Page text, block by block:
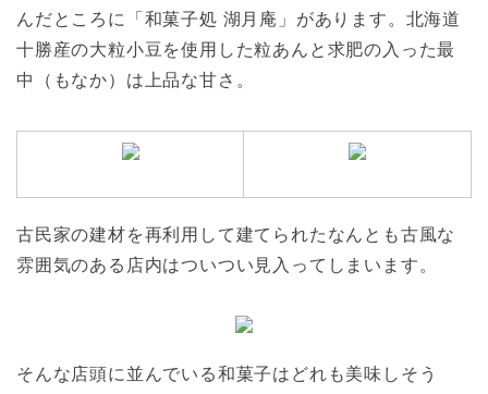
んだところに「和菓子処 湖月庵」があります。北海道
十勝産の大粒小豆を使用した粒あんと求肥の入った最
中（もなか）は上品な甘さ。
古民家の建材を再利用して建てられたなんとも古風な
雰囲気のある店内はついつい見入ってしまいます。
そんな店頭に並んでいる和菓子はどれも美味しそう